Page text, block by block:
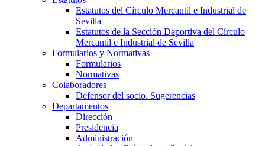
Estatutos del Círculo Mercantil e Industrial de
Sevilla
Estatutos de la Sección Deportiva del Círculo
Mercantil e Industrial de Sevilla
Formularios y Normativas
Formularios
Normativas
Colaboradores
Defensor del socio. Sugerencias
Departamentos
Dirección
Presidencia
Administración